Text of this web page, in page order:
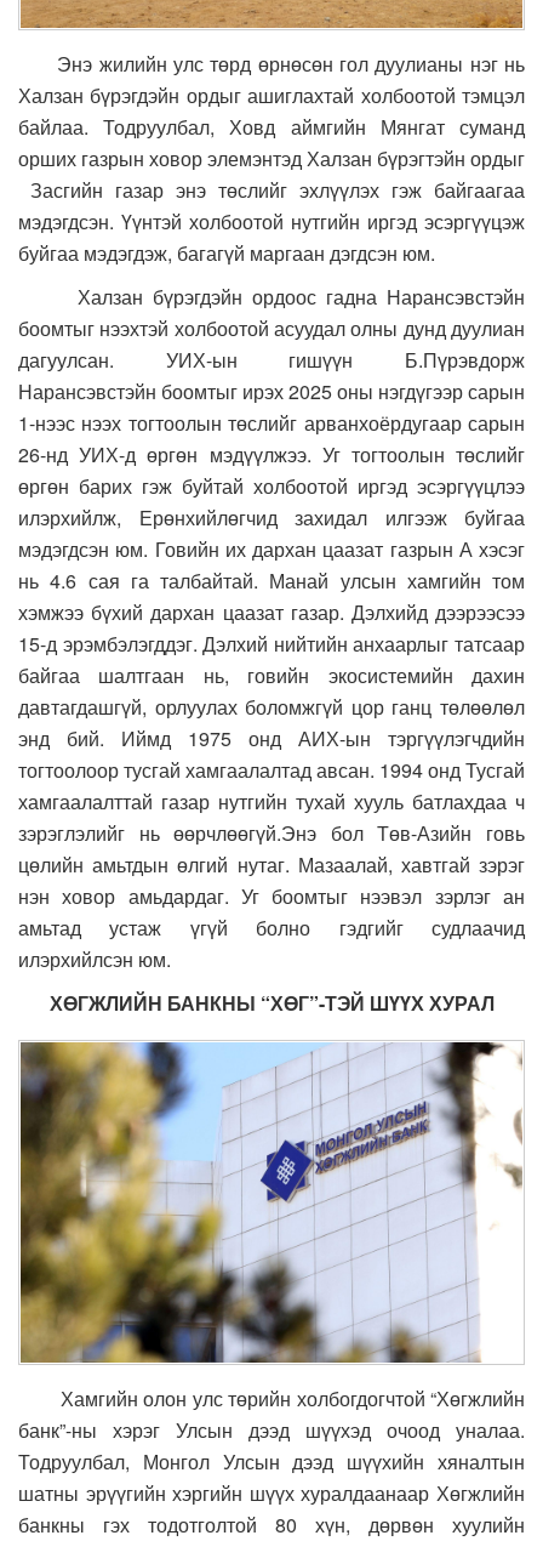
Энэ жилийн улс төрд өрнөсөн гол дуулианы нэг нь
Халзан бүрэгдэйн ордыг ашиглахтай холбоотой тэмцэл
байлаа. Тодруулбал, Ховд аймгийн Мянгат суманд
орших газрын ховор элемэнтэд Халзан бүрэгтэйн ордыг
Засгийн газар энэ төслийг эхлүүлэх гэж байгаагаа
мэдэгдсэн. Үүнтэй холбоотой нутгийн иргэд эсэргүүцэж
буйгаа мэдэгдэж, багагүй маргаан дэгдсэн юм.
Халзан бүрэгдэйн ордоос гадна Нарансэвстэйн
боомтыг нээхтэй холбоотой асуудал олны дунд дуулиан
дагуулсан. УИХ-ын гишүүн Б.Пүрэвдорж
Нарансэвстэйн боомтыг ирэх 2025 оны нэгдүгээр сарын
1-нээс нээх тогтоолын төслийг арванхоёрдугаар сарын
26-нд УИХ-д өргөн мэдүүлжээ. Уг тогтоолын төслийг
өргөн барих гэж буйтай холбоотой иргэд эсэргүүцлээ
илэрхийлж, Ерөнхийлөгчид захидал илгээж буйгаа
мэдэгдсэн юм. Говийн их дархан цаазат газрын А хэсэг
нь 4.6 сая га талбайтай. Манай улсын хамгийн том
хэмжээ бүхий дархан цаазат газар. Дэлхийд дээрээсээ
15-д эрэмбэлэгддэг. Дэлхий нийтийн анхаарлыг татсаар
байгаа шалтгаан нь, говийн экосистемийн дахин
давтагдашгүй, орлуулах боломжгүй цор ганц төлөөлөл
энд бий. Иймд 1975 онд АИХ-ын тэргүүлэгчдийн
тогтоолоор тусгай хамгаалалтад авсан. 1994 онд Тусгай
хамгаалалттай газар нутгийн тухай хууль батлахдаа ч
зэрэглэлийг нь өөрчлөөгүй.Энэ бол Төв-Азийн говь
цөлийн амьтдын өлгий нутаг. Мазаалай, хавтгай зэрэг
нэн ховор амьдардаг. Уг боомтыг нээвэл зэрлэг ан
амьтад устаж үгүй болно гэдгийг судлаачид
илэрхийлсэн юм.
ХӨГЖЛИЙН БАНКНЫ “ХӨГ”-ТЭЙ ШҮҮХ ХУРАЛ
Хамгийн олон улс төрийн холбогдогчтой “Хөгжлийн
банк”-ны хэрэг Улсын дээд шүүхэд очоод уналаа.
Тодруулбал, Монгол Улсын дээд шүүхийн хяналтын
шатны эрүүгийн хэргийн шүүх хуралдаанаар Хөгжлийн
банкны гэх тодотголтой 80 хүн, дөрвөн хуулийн